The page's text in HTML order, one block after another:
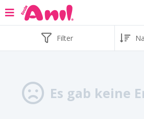
Filter
Es gab keine